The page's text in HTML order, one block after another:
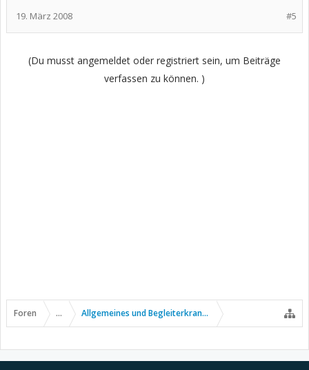
#5
19. März 2008
(Du musst angemeldet oder registriert sein, um Beiträge
verfassen zu können. )
Foren ... Allgemeines und Begleiterkrankungen